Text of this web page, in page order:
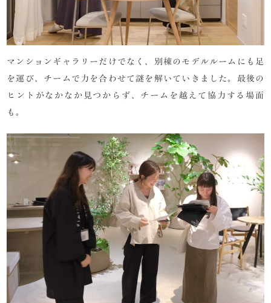
マンションギャラリーだけでなく、別棟のモデルルームにも足
を運び、チームで力を合わせて謎を解いていきました。最後の
ヒントがなかなか見つからず、チームを越えて協力する場面
も。